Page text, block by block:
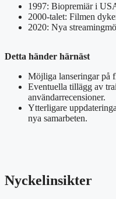
1997: Biopremiär i
2000-talet: Filmen
2020: Nya
Detta händer härnäst
Möjliga lanseringar på
Eventuella tillägg av
användarrecensioner.
Ytterligare
nya samarbeten.
Nyckelinsikter